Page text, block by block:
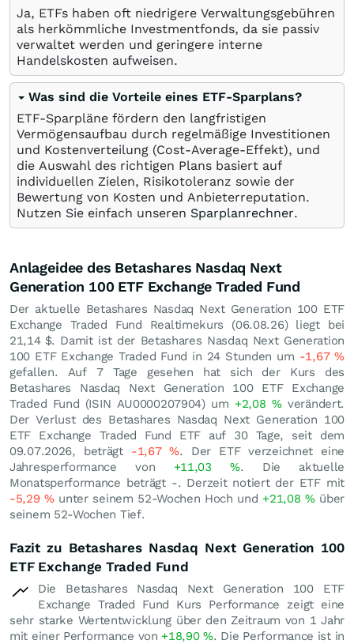
Ja, ETFs haben oft niedrigere Verwaltungsgebühren
als herkömmliche Investmentfonds, da sie passiv
verwaltet werden und geringere interne
Handelskosten aufweisen.
Was sind die Vorteile eines ETF-Sparplans?
ETF-Sparpläne fördern den langfristigen
Vermögensaufbau durch regelmäßige Investitionen
und Kostenverteilung (Cost-Average-Effekt), und
die Auswahl des richtigen Plans basiert auf
individuellen Zielen, Risikotoleranz sowie der
Bewertung von Kosten und Anbieterreputation.
Nutzen Sie einfach unseren Sparplanrechner.
Anlageidee des Betashares Nasdaq Next
Generation 100 ETF Exchange Traded Fund
Der aktuelle Betashares Nasdaq Next Generation 100 ETF
Exchange Traded Fund Realtimekurs (06.08.26) liegt bei
21,14 $. Damit ist der Betashares Nasdaq Next Generation
100 ETF Exchange Traded Fund in 24 Stunden um -1,67%
gefallen. Auf 7 Tage gesehen hat sich der Kurs des
Betashares Nasdaq Next Generation 100 ETF Exchange
Traded Fund (ISIN AU0000207904) um +2,08 %verändert.
Der Verlust des Betashares Nasdaq Next Generation 100
ETF Exchange Traded Fund ETF auf 30 Tage, seit dem
09.07.2026, beträgt -1,67%. Der ETF verzeichnet eine
Jahresperformance von +11,03%. Die aktuelle
Monatsperformance beträgt -. Derzeit notiert der ETF mit
-5,29%unter seinem 52-Wochen Hoch und +21,08 %über
seinem 52-Wochen Tief.
Fazit zu Betashares Nasdaq Next Generation 100
ETF Exchange Traded Fund
Die Betashares Nasdaq Next Generation 100 ETF
Exchange Traded Fund Kurs Performance zeigt eine
sehr starke Wertentwicklung über den Zeitraum von 1 Jahr
mit einer Performance von +18,90%. Die Performance ist in